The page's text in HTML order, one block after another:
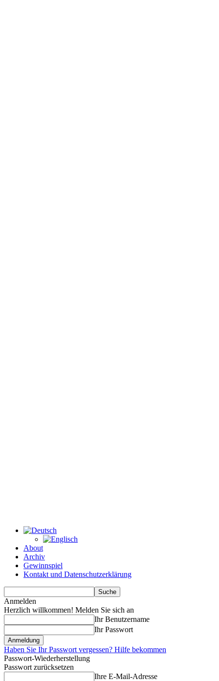
About
Archiv
Gewinnspiel
Kontakt und Datenschutzerklärung
Anmelden
Herzlich willkommen! Melden Sie sich an
Ihr Benutzername
Ihr Passwort
Haben Sie Ihr Passwort vergessen? Hilfe bekommen
Passwort-Wiederherstellung
Passwort zurücksetzen
Ihre E-Mail-Adresse